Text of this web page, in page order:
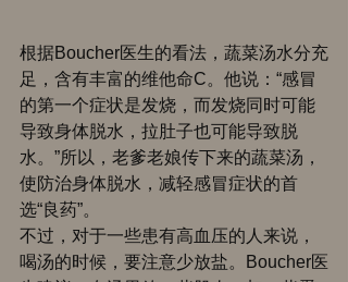
根据Boucher医生的看法，蔬菜汤水分充
足，含有丰富的维他命C。他说：“感冒
的第一个症状是发烧，而发烧同时可能
导致身体脱水，拉肚子也可能导致脱
水。”所以，老爹老娘传下来的蔬菜汤，
使防治身体脱水，减轻感冒症状的首
选“良药”。
不过，对于一些患有高血压的人来说，
喝汤的时候，要注意少放盐。Boucher医